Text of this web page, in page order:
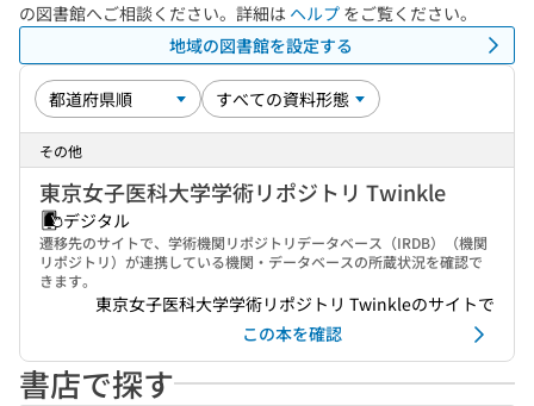
の図書館へご相談ください。詳細は ヘルプ をご覧ください。
地域の図書館を設定する
その他
東京女子医科大学学術リポジトリ Twinkle
デジタル
遷移先のサイトで、学術機関リポジトリデータベース（IRDB）（機関
リポジトリ）が連携している機関・データベースの所蔵状況を確認で
きます。
東京女子医科大学学術リポジトリ Twinkleのサイトで
この本を確認
書店で探す